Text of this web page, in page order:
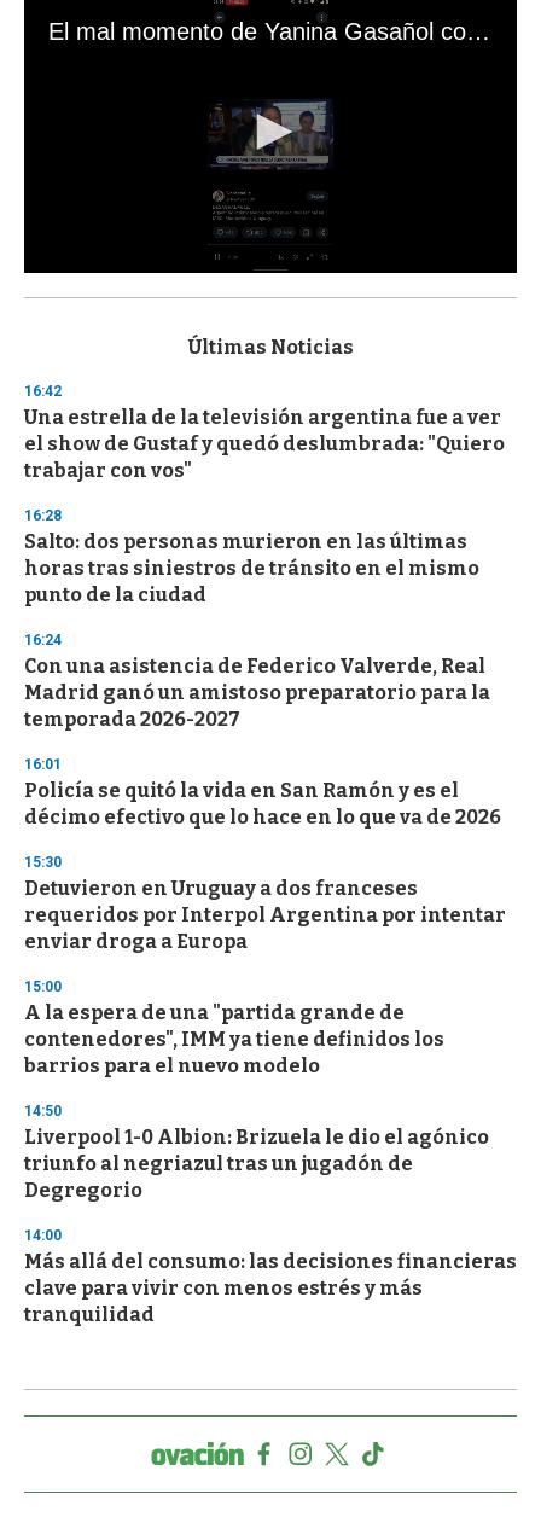
El mal momento de Yanina Gasañol con un hincha argentino en "Subrayado"
s
d
s
o
f
3
s
e
c
o
n
d
Últimas Noticias
16:42
Una estrella de la televisión argentina fue a ver
el show de Gustaf y quedó deslumbrada: "Quiero
trabajar con vos"
16:28
Salto: dos personas murieron en las últimas
horas tras siniestros de tránsito en el mismo
punto de la ciudad
16:24
Con una asistencia de Federico Valverde, Real
Madrid ganó un amistoso preparatorio para la
temporada 2026-2027
16:01
Policía se quitó la vida en San Ramón y es el
décimo efectivo que lo hace en lo que va de 2026
15:30
Detuvieron en Uruguay a dos franceses
requeridos por Interpol Argentina por intentar
enviar droga a Europa
15:00
A la espera de una "partida grande de
contenedores", IMM ya tiene definidos los
barrios para el nuevo modelo
14:50
Liverpool 1-0 Albion: Brizuela le dio el agónico
triunfo al negriazul tras un jugadón de
Degregorio
14:00
Más allá del consumo: las decisiones financieras
clave para vivir con menos estrés y más
tranquilidad